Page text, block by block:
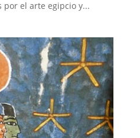
por el arte egipcio y...